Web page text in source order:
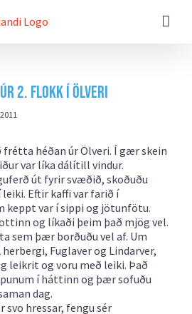
2. flokk í Ölveri
héðan úr Ölveri. Í gær skein
var líka dálítill vindur.
út fyrir svæðið, skoðuðu
Eftir kaffi var farið í
keppt var í sippi og jötunfötu.
og líkaði þeim það mjög vel.
sem þær borðuðu vel af. Um
herbergi, Fuglaver og Lindarver,
leikrit og voru með leiki. Það
í háttinn og þær sofuðu
dag.
hressar, fengu sér